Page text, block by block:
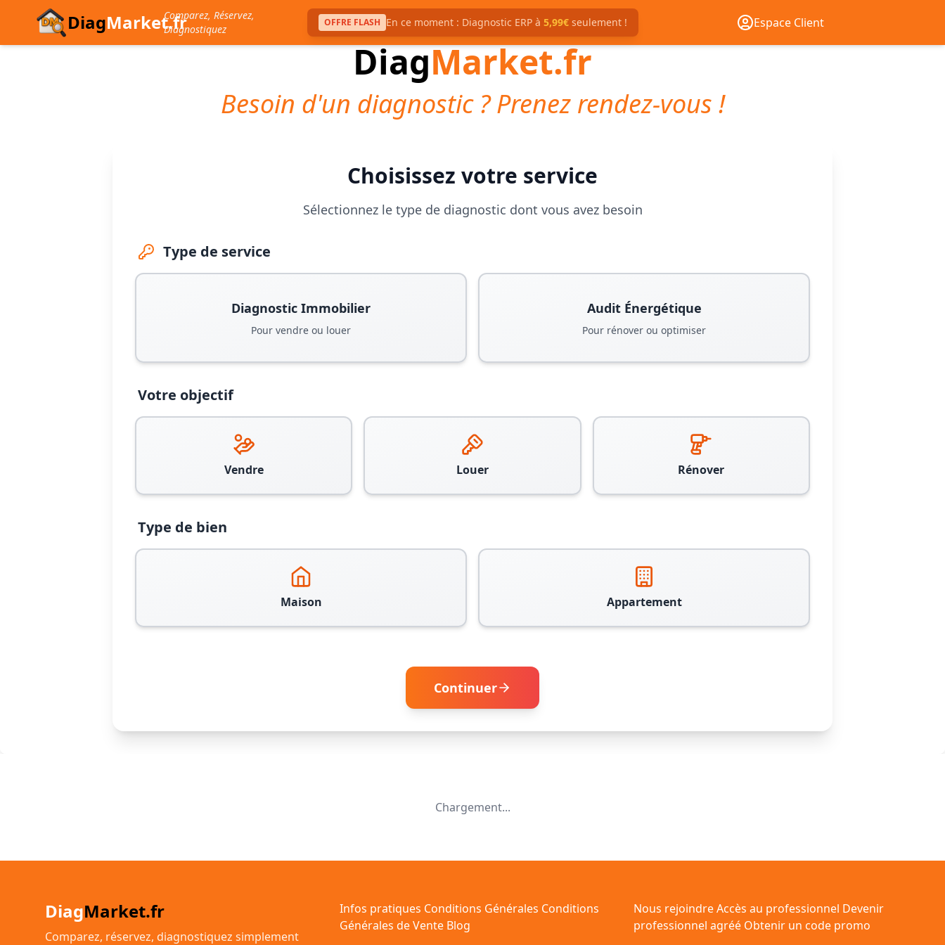
DiagMarket.frComparez, Réservez,
Diagnostiquez
OFFRE FLASH En ce moment : Diagnostic ERP à 5,99€seulement ! Espace Client
DiagMarket.fr
Besoin d'un diagnostic ? Prenez rendez-vous !
Choisissez votre service
Sélectionnez le type de diagnostic dont vous avez besoin
Type de service
Diagnostic Immobilier
Pour vendre ou louer
Audit Énergétique
Pour rénover ou optimiser
Votre objectif
Vendre Louer Rénover
Type de bien
Maison Appartement
Continuer
Chargement...
DiagMarket.fr
Comparez, réservez, diagnostiquez simplement
Infos pratiques Conditions Générales Conditions
Générales de Vente Blog
Nous rejoindreAccès au professionnel Devenir
professionnel agréé Obtenir un code promo